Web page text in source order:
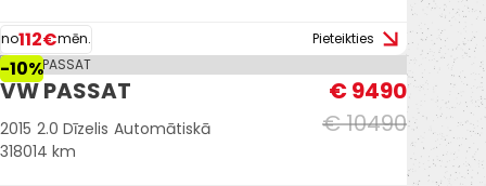
no112€mēn. Pieteikties
-10%
VW PASSAT
€ 10490
€ 9490
2015 2.0 Dīzelis Automātiskā
318014 km